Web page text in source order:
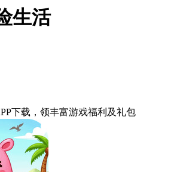
生活
下载 ，领丰富游戏福利 及礼包